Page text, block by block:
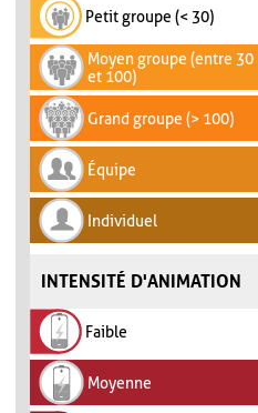
Petit groupe (< 30)
Moyen groupe (entre 30
et 100)
Grand groupe (> 100)
Équipe
Individuel
INTENSITÉ D'ANIMATION
Faible
Moyenne